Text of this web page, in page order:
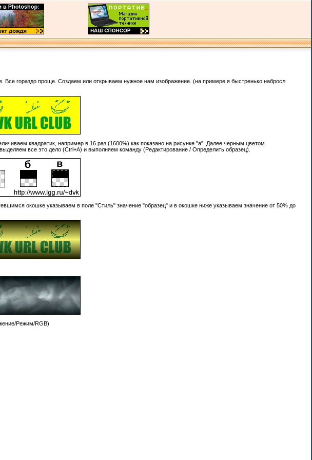
гораздо проще. Создаем или открываем нужное нам изображение. (на примере я быстренько набросл
квадратик, например в 16 раз (1600%) как показано на рисунке "а". Далее черным цветом
все это дело (Ctrl+A) и выполняем команду (Редактирование / Определить образец).
окошке указываем в поле "Стиль" значение "образец" и в окошке ниже указываем значение от 50% до
Режим/RGB)